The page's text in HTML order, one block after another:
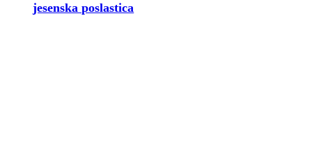
jesenska poslastica